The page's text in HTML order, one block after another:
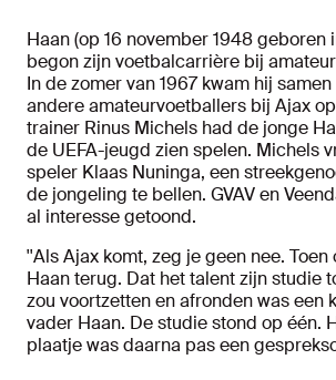
Haan (op 16 november 1948 geboren
begon zijn voetbalcarrière bij
In de zomer van 1967 kwam hij
andere amateurvoetballers bij Ajax
trainer Rinus Michels had de jonge
de UEFA-jeugd zien spelen. Michels
speler Klaas Nuninga, een
de jongeling te bellen. GVAV en
al interesse getoond.
''Als Ajax komt, zeg je geen nee. Toen
Haan terug. Dat het talent zijn studie
zou voortzetten en afronden was een
vader Haan. De studie stond op één.
plaatje was daarna pas een